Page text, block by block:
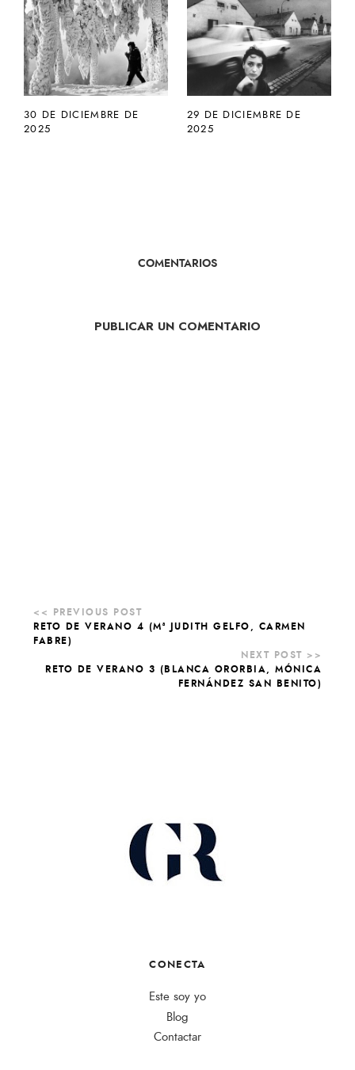
30 DE DICIEMBRE DE
2025
29 DE DICIEMBRE DE
2025
COMENTARIOS
PUBLICAR UN COMENTARIO
RETO DE VERANO 4 (Mª JUDITH GELFO, CARMEN
FABRE)
RETO DE VERANO 3 (BLANCA ORORBIA, MÓNICA
FERNÁNDEZ SAN BENITO)
CONECTA
Este soy yo
Blog
Contactar